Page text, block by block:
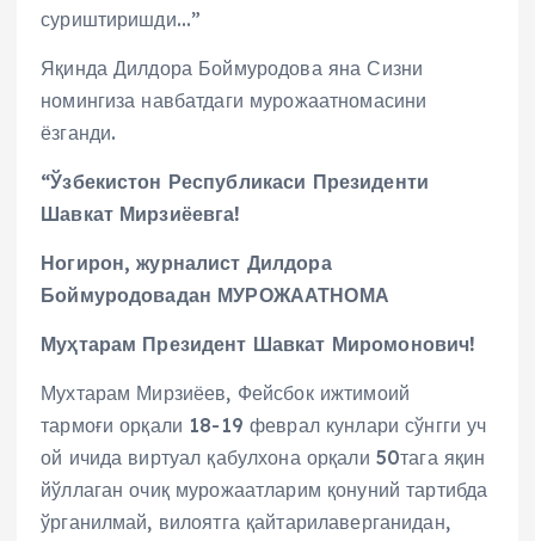
суриштиришди…”
Яқинда Дилдора Боймуродова яна Сизни
номингиза навбатдаги мурожаатномасини
ёзганди.
“Ўзбекистон Республикаси Президенти
Шавкат Мирзиёевга!
Ногирон, журналист Дилдора
Боймуродовадан МУРОЖААТНОМА
Муҳтарам Президент Шавкат Миромонович!
Мухтарам Мирзиёев, Фейсбок ижтимоий
тармоғи орқали 18-19 феврал кунлари сўнгги уч
ой ичида виртуал қабулхона орқали 50тага яқин
йўллаган очиқ мурожаатларим қонуний тартибда
ўрганилмай, вилоятга қайтарилаверганидан,